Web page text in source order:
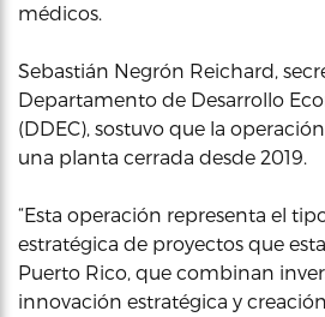
médicos.
Sebastián Negrón Reichard,
Departamento de Desarrollo
(DDEC), sostuvo que la
una planta cerrada desde 2019.
“Esta operación representa el
estratégica de proyectos que
Puerto Rico, que combinan
innovación estratégica y